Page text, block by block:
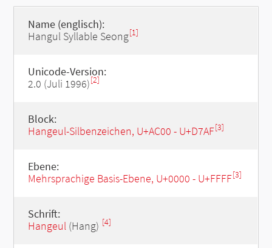
Name (englisch):
Hangul Syllable Seong[1]
Unicode-Version:
2.0 (Juli 1996)[2]
Block:
Hangeul-Silbenzeichen, U+AC00 - U+D7AF[3]
Ebene:
Mehrsprachige Basis-Ebene, U+0000 - U+FFFF[3]
Schrift:
Hangeul(Hang) [4]